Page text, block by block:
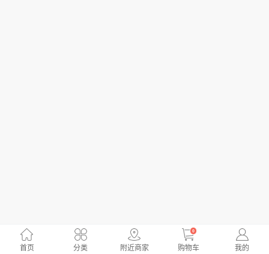
首页 分类 附近商家
0
购物车 我的